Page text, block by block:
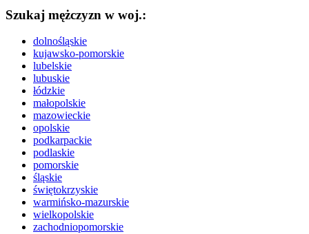
Szukaj mężczyzn w woj.:
dolnośląskie
kujawsko-pomorskie
lubelskie
lubuskie
łódzkie
małopolskie
mazowieckie
opolskie
podkarpackie
podlaskie
pomorskie
śląskie
świętokrzyskie
warmińsko-mazurskie
wielkopolskie
zachodniopomorskie